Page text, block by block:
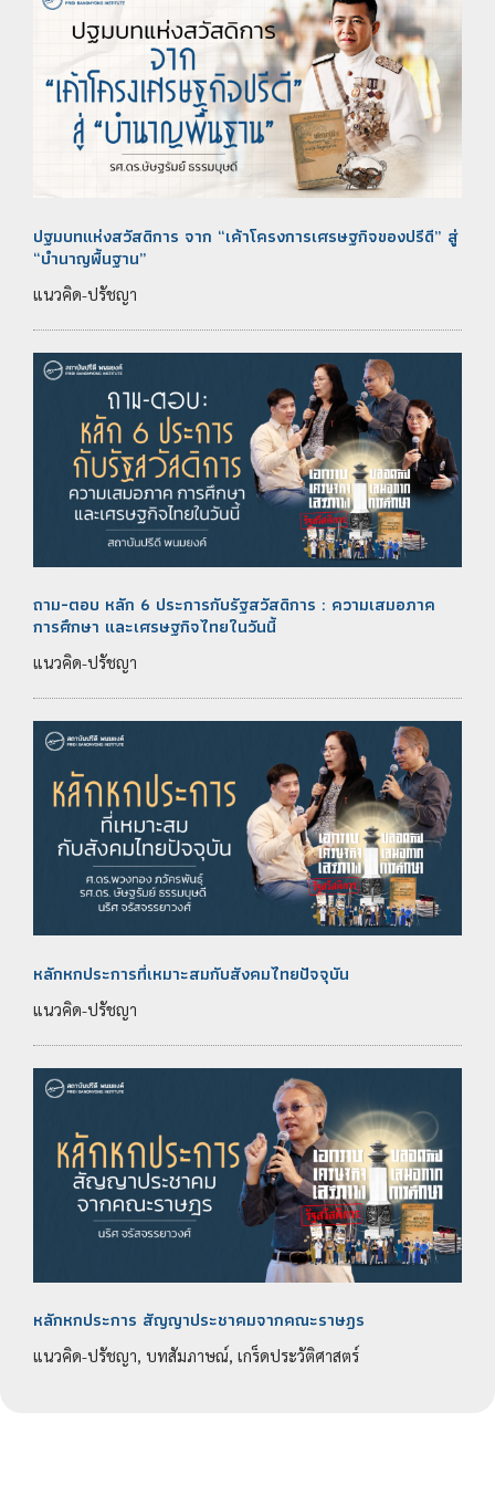
ปฐมบทแห่งสวัสดิการ จาก “เค้าโครงการเศรษฐกิจของปรีดี” สู่
“บำนาญพื้นฐาน”
แนวคิด-ปรัชญา
ถาม-ตอบ หลัก 6 ประการกับรัฐสวัสดิการ : ความเสมอภาค
การศึกษา และเศรษฐกิจไทยในวันนี้
แนวคิด-ปรัชญา
หลักหกประการที่เหมาะสมกับสังคมไทยปัจจุบัน
แนวคิด-ปรัชญา
หลักหกประการ สัญญาประชาคมจากคณะราษฎร
แนวคิด-ปรัชญา, บทสัมภาษณ์, เกร็ดประวัติศาสตร์